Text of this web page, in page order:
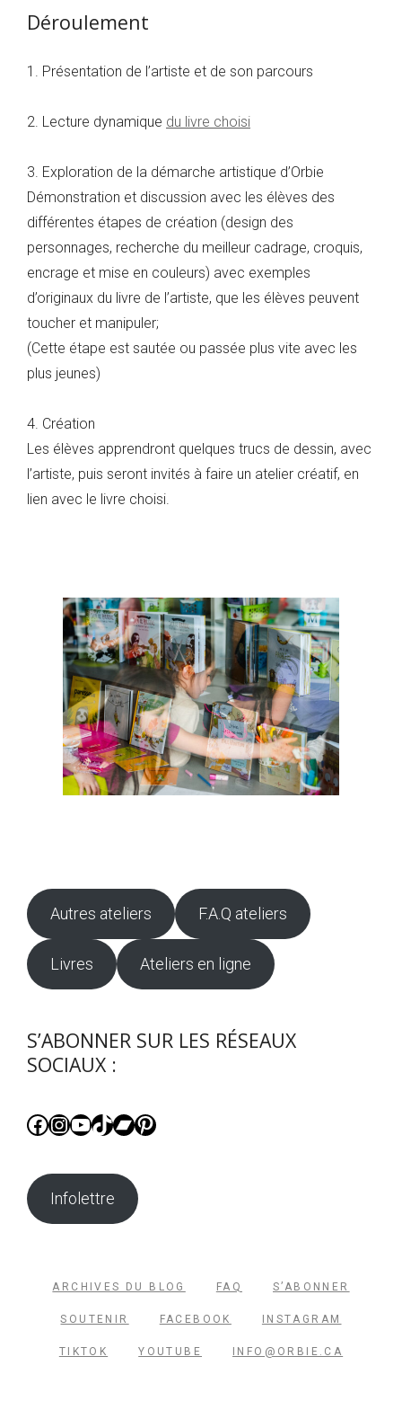
Déroulement
1. Présentation de l’artiste et de son parcours
2. Lecture dynamique du livre choisi
3. Exploration de la démarche artistique d’Orbie
Démonstration et discussion avec les élèves des
différentes étapes de création (design des
personnages, recherche du meilleur cadrage, croquis,
encrage et mise en couleurs) avec exemples
d’originaux du livre de l’artiste, que les élèves peuvent
toucher et manipuler;
(Cette étape est sautée ou passée plus vite avec les
plus jeunes)
4. Création
Les élèves apprendront quelques trucs de dessin, avec
l’artiste, puis seront invités à faire un atelier créatif, en
lien avec le livre choisi.
Autres ateliers F.A.Q ateliers
Livres Ateliers en ligne
S’ABONNER SUR LES RÉSEAUX
SOCIAUX :
Facebook
Instagram
YouTube
TikTok
Bandcamp
Pinterest
Infolettre
ARCHIVES DU BLOG FAQ S’ABONNER
SOUTENIR FACEBOOK INSTAGRAM
TIKTOK YOUTUBE INFO@ORBIE.CA